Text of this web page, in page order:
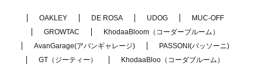
OAKLEY DE ROSA UDOG
MUC-OFF
GROWTAC
KhodaaBloom（コーダーブルーム）
AvanGarage(アバンギャレージ)
PASSONI(パッソーニ)
GT（ジーティー）
KhodaaBloo（コーダブルーム）